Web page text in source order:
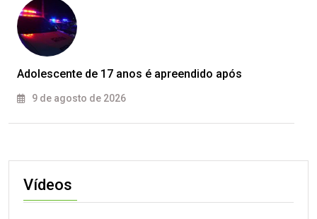
Adolescente de 17 anos é apreendido após
9 de agosto de 2026
Vídeos